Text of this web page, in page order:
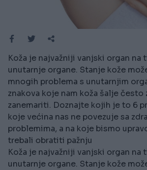
Koža je najvažniji vanjski organ
unutarnje organe. Stanje kože
mnogih problema s unutarnjim
znakova koje nam koža šalje često
zanemariti. Doznajte kojih je to 6
koje većina nas ne povezuje sa
problemima, a na koje bismo
trebali obratiti pažnju
Koža je najvažniji vanjski organ
unutarnje organe. Stanje kože